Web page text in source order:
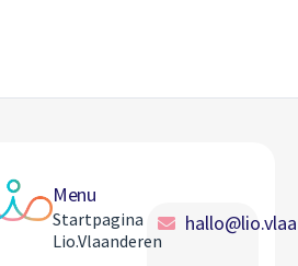
Menu
Startpagina
Lio.Vlaanderen